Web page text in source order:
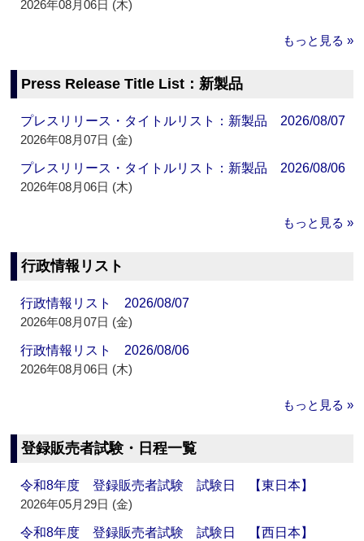
2026年08月06日 (木)
もっと見る »
Press Release Title List：新製品
プレスリリース・タイトルリスト：新製品 2026/08/07
2026年08月07日 (金)
プレスリリース・タイトルリスト：新製品 2026/08/06
2026年08月06日 (木)
もっと見る »
行政情報リスト
行政情報リスト 2026/08/07
2026年08月07日 (金)
行政情報リスト 2026/08/06
2026年08月06日 (木)
もっと見る »
登録販売者試験・日程一覧
令和8年度 登録販売者試験 試験日 【東日本】
2026年05月29日 (金)
令和8年度 登録販売者試験 試験日 【西日本】